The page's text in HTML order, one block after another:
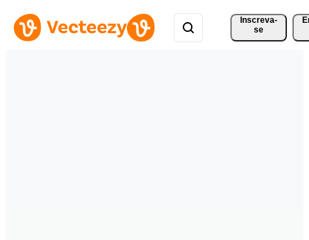
Inscreva-
se